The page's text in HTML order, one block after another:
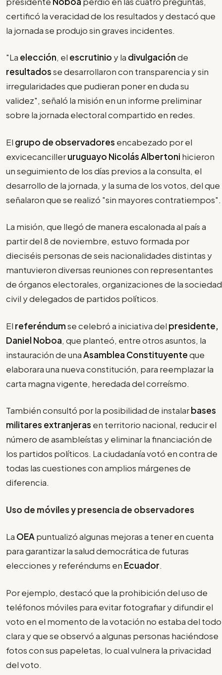
certificó la veracidad de los resultados y destacó que
la jornada se produjo sin graves incidentes.
"La elección, el escrutinio y la divulgaciónde
resultadosse desarrollaron con transparencia y sin
irregularidades que pudieran poner en duda su
validez", señaló la misión en un informe preliminar
sobre la jornada electoral compartido en redes.
El grupo de observadores encabezado por el
exvicecancilleruruguayo Nicolás Albertoni hicieron
un seguimiento de los días previos a la consulta, el
desarrollo de la jornada, y la suma de los votos, del que
señalaron que se realizó "sin mayores contratiempos".
La misión, que llegó de manera escalonada al país a
partir del 8 de noviembre, estuvo formada por
dieciséis personas de seis nacionalidades distintas y
mantuvieron diversas reuniones con representantes
de órganos electorales, organizaciones de la sociedad
civil y delegados de partidos políticos.
El referéndumse celebró a iniciativa del presidente,
Daniel Noboa, que planteó, entre otros asuntos, la
instauración de unaAsamblea Constituyenteque
elaborara una nueva constitución, para reemplazar la
carta magna vigente, heredada del correísmo.
También consultó por la posibilidad de instalarbases
militares extranjeras en territorio nacional, reducir el
número de asambleístas y eliminar la financiación de
los partidos políticos. La ciudadanía votó en contra de
todas las cuestiones con amplios márgenes de
diferencia.
Uso de móviles y presencia de observadores
La OEA puntualizó algunas mejoras a tener en cuenta
para garantizar la salud democrática de futuras
elecciones y referéndums en Ecuador.
Por ejemplo, destacó que la prohibición del uso de
teléfonos móviles para evitar fotografiar y difundir el
voto en el momento de la votación no estaba del todo
clara y que se observó a algunas personas haciéndose
fotos con sus papeletas, lo cual vulnera la privacidad
del voto.